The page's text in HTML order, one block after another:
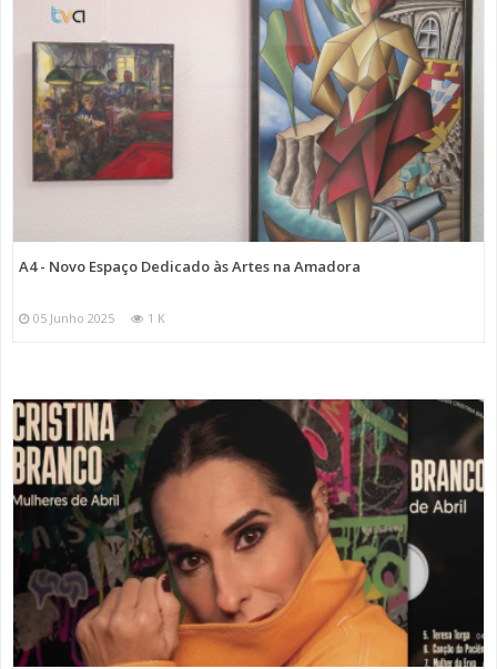
A4 - Novo Espaço Dedicado às Artes na Amadora
05 Junho 2025 1 K